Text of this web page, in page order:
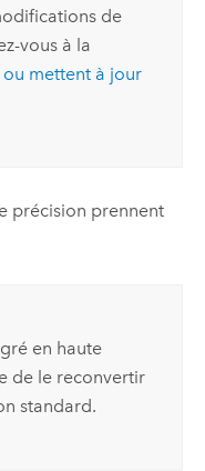
de
vous à la
mettent à jour
précision prennent
en haute
de le reconvertir
standard.